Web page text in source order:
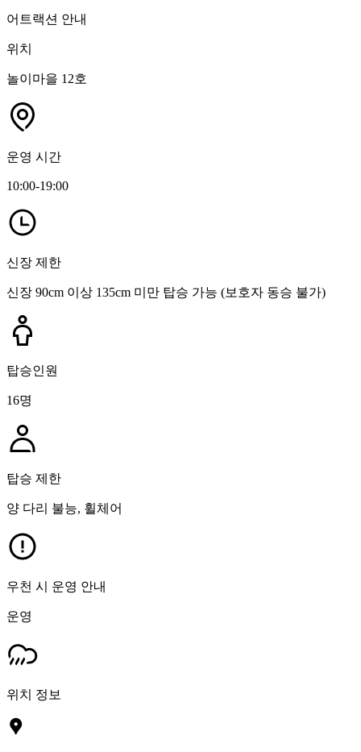
어트랙션 안내
위치
놀이마을 12호
운영 시간
10:00-19:00
신장 제한
신장 90cm 이상 135cm 미만 탑승 가능 (보호자 동승 불가)
탑승인원
16명
탑승 제한
양 다리 불능, 휠체어
우천 시 운영 안내
운영
위치 정보